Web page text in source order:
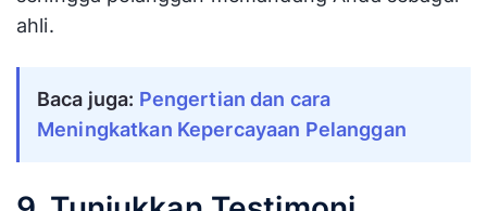
memudahkan untuk mendapatkan kepercayaan
Setiap pertemuan harus menjadi percakapan,
bukan promosi penjualan. Habiskan setidaknya
setengah dari setiap pertemuan untuk